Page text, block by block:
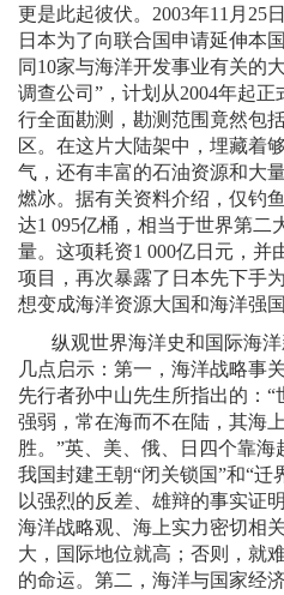
更是此起彼伏。 2003年11 月 25日
日本为了向联合国申请延伸本
同 10家与海洋开发事业有关的
调查公司”，计划从2004年起正
行全面勘测，勘测范围竟然包
区。在这片大陆架中，埋藏着
气，还有丰富的石油资源和大
燃冰。据有关资料介绍，仅钓
达1 095亿桶，相当于世界第二
量。这项耗资1 000亿日元，并
项目，再次暴露了日本先下手
想变成海洋资源大国和海洋强国
纵观世界海洋史和国际海
几点启示：第一，海洋战略事
先行者孙中山先生所指出的：
强弱，常在海而不在陆，其海
胜。”英、美、俄、日四个靠
我国封建王朝“闭关锁国”和“迁
以强烈的反差、雄辩的事实证
海洋战略观、海上实力密切相
大，国际地位就高；否则，就
的命运。第二，海洋与国家经